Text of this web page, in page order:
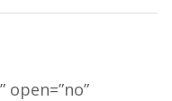
open=”no”